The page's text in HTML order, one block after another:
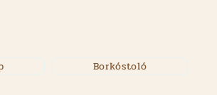
Borkóstoló